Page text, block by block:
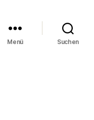
Menü Suchen